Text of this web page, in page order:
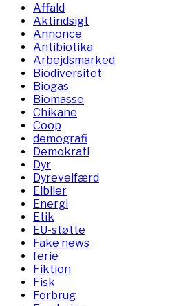
Affald
Aktindsigt
Annonce
Antibiotika
Arbejdsmarked
Biodiversitet
Biogas
Biomasse
Chikane
Coop
demografi
Demokrati
Dyr
Dyrevelfærd
Elbiler
Energi
Etik
EU-støtte
Fake news
ferie
Fiktion
Fisk
Forbrug